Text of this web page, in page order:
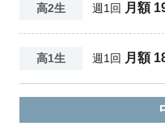
高2生 週1回 月額
高1生 週1回 月額